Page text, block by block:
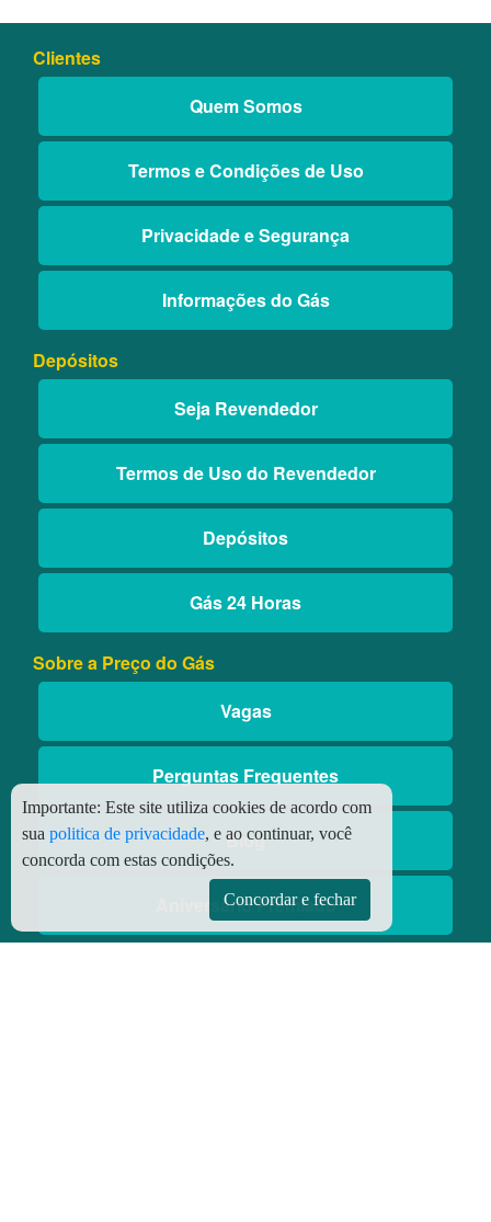
Clientes
Quem Somos
Termos e Condições de Uso
Privacidade e Segurança
Informações do Gás
Depósitos
Seja Revendedor
Termos de Uso do Revendedor
Depósitos
Gás 24 Horas
Sobre a Preço do Gás
Vagas
Perguntas Frequentes
Blog
Aniversário Premiado
Importante: Este site utiliza cookies de acordo com
sua politica de privacidade, e ao continuar, você
concorda com estas condições.
Concordar e fechar